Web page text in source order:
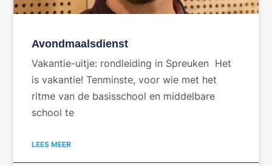
Avondmaalsdienst
Vakantie-uitje: rondleiding in Spreuken Het
is vakantie! Tenminste, voor wie met het
ritme van de basisschool en middelbare
school te
LEES MEER